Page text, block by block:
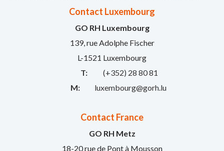
Contact Luxembourg
GO RH Luxembourg
139, rue Adolphe Fischer
L-1521 Luxembourg
T:
(+352) 28 80 81
M:
luxembourg@gorh.lu
Contact France
GO RH Metz
18-20 rue de Pont à Mousson